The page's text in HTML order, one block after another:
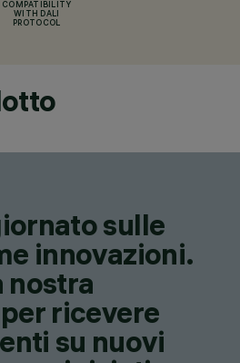
COMPATIBILITY
WITH DALI
PROTOCOL
sulle
innovazioni.
nostra
ricevere
su nuovi